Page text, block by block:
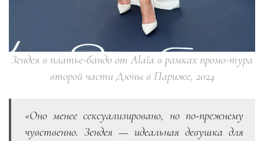
Зендея в платье-бандо от Alaïa в рамках промо-тура
второй части Дюны в Париже, 2024
«Оно менее сексуализировано, но по-прежнему
чувственно. Зендея — идеальная девушка для